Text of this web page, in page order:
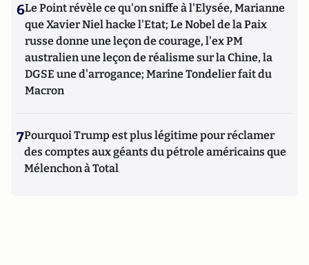
6Le Point révèle ce qu'on sniffe à l'Elysée, Marianne
que Xavier Niel hacke l'Etat; Le Nobel de la Paix
russe donne une leçon de courage, l'ex PM
australien une leçon de réalisme sur la Chine, la
DGSE une d'arrogance; Marine Tondelier fait du
Macron
7Pourquoi Trump est plus légitime pour réclamer
des comptes aux géants du pétrole américains que
Mélenchon à Total